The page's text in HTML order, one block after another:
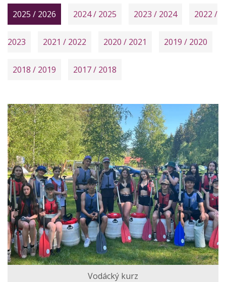
Zásady ochrany osobních údajů
Prohlášení o ochraně oznamovatelů
2025 / 2026 2024 / 2025 2023 / 2024 2022 /
2023 2021 / 2022 2020 / 2021 2019 / 2020
2018 / 2019 2017 / 2018
Vodácký kurz